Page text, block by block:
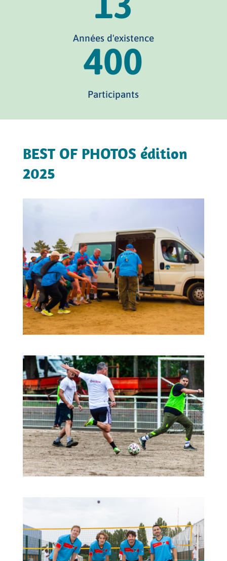
Années d'existence
400
Participants
BEST OF PHOTOS édition
2025